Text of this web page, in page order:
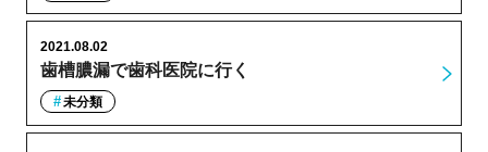
歯槽膿漏で歯科医院に行く
2021.08.02
未分類